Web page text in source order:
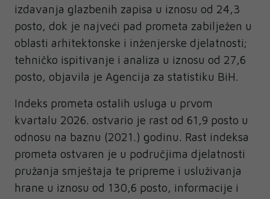
izdavanja glazbenih zapisa u iznosu od 24,3
posto, dok je najveći pad prometa zabilježen u
oblasti arhitektonske i inženjerske djelatnosti;
tehničko ispitivanje i analiza u iznosu od 27,6
posto, objavila je Agencija za statistiku BiH.
Indeks prometa ostalih usluga u prvom
kvartalu 2026. ostvario je rast od 61,9 posto u
odnosu na baznu (2021.) godinu. Rast indeksa
prometa ostvaren je u područjima djelatnosti
pružanja smještaja te pripreme i usluživanja
hrane u iznosu od 130,6 posto, informacije i